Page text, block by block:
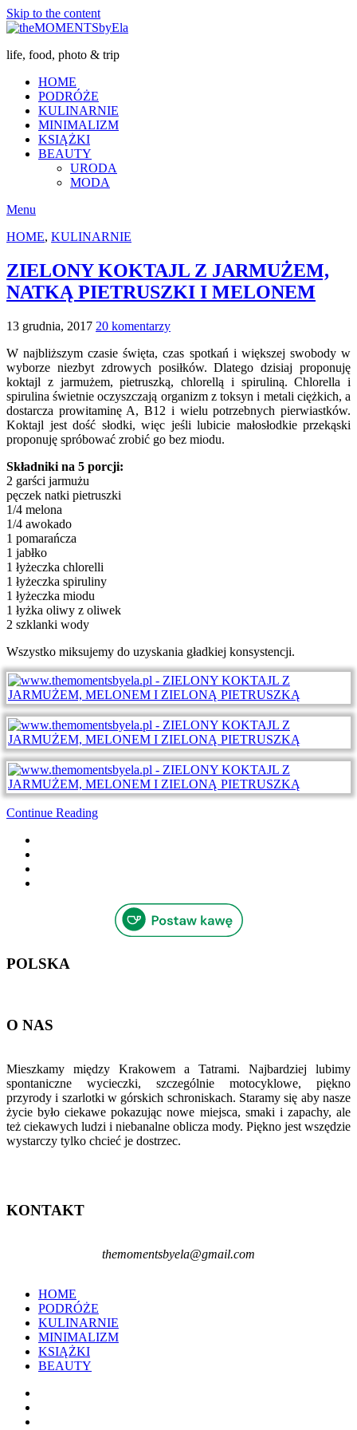
Skip to the content
life, food, photo & trip
HOME
PODRÓŻE
KULINARNIE
MINIMALIZM
KSIĄŻKI
BEAUTY
URODA
MODA
Menu
HOME, KULINARNIE
ZIELONY KOKTAJL Z JARMUŻEM,
NATKĄ PIETRUSZKI I MELONEM
13 grudnia, 2017 20 komentarzy
W najbliższym czasie święta, czas spotkań i większej swobody w
wyborze niezbyt zdrowych posiłków. Dlatego dzisiaj proponuję
koktajl z jarmużem, pietruszką, chlorellą i spiruliną. Chlorella i
spirulina świetnie oczyszczają organizm z toksyn i metali ciężkich, a
dostarcza prowitaminę A, B12 i wielu potrzebnych pierwiastków.
Koktajl jest dość słodki, więc jeśli lubicie małosłodkie przekąski
proponuję spróbować zrobić go bez miodu.
Składniki na 5 porcji:
2 garści jarmużu
pęczek natki pietruszki
1/4 melona
1/4 awokado
1 pomarańcza
1 jabłko
1 łyżeczka chlorelli
1 łyżeczka spiruliny
1 łyżeczka miodu
1 łyżka oliwy z oliwek
2 szklanki wody
Wszystko miksujemy do uzyskania gładkiej konsystencji.
Continue Reading
POLSKA
O NAS
Mieszkamy między Krakowem a Tatrami. Najbardziej lubimy
spontaniczne wycieczki, szczególnie motocyklowe, piękno
przyrody i szarlotki w górskich schroniskach. Staramy się aby nasze
życie było ciekawe pokazując nowe miejsca, smaki i zapachy, ale
też ciekawych ludzi i niebanalne oblicza mody. Piękno jest wszędzie
wystarczy tylko chcieć je dostrzec.
KONTAKT
themomentsbyela@gmail.com
HOME
PODRÓŻE
KULINARNIE
MINIMALIZM
KSIĄŻKI
BEAUTY